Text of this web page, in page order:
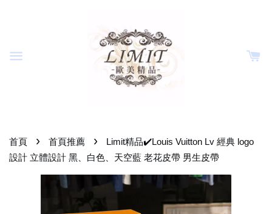
首頁 › 首頁推薦 ›
Limit精品✔️Louis Vuitton Lv 經典 logo
設計 立體設計 黑、白色、天空藍 老花皮帶 男生皮帶